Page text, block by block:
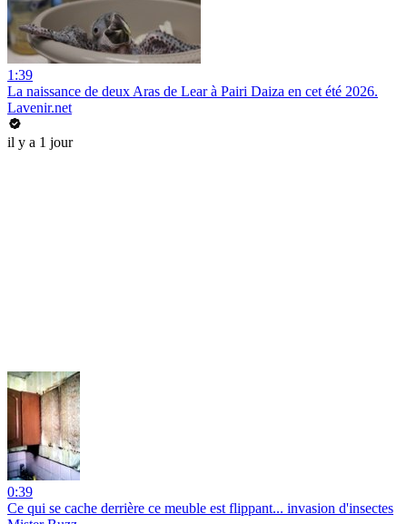
1:39
La naissance de deux Aras de Lear à Pairi Daiza en cet été 2026.
Lavenir.net
il y a 1 jour
0:39
Ce qui se cache derrière ce meuble est flippant... invasion d'insectes